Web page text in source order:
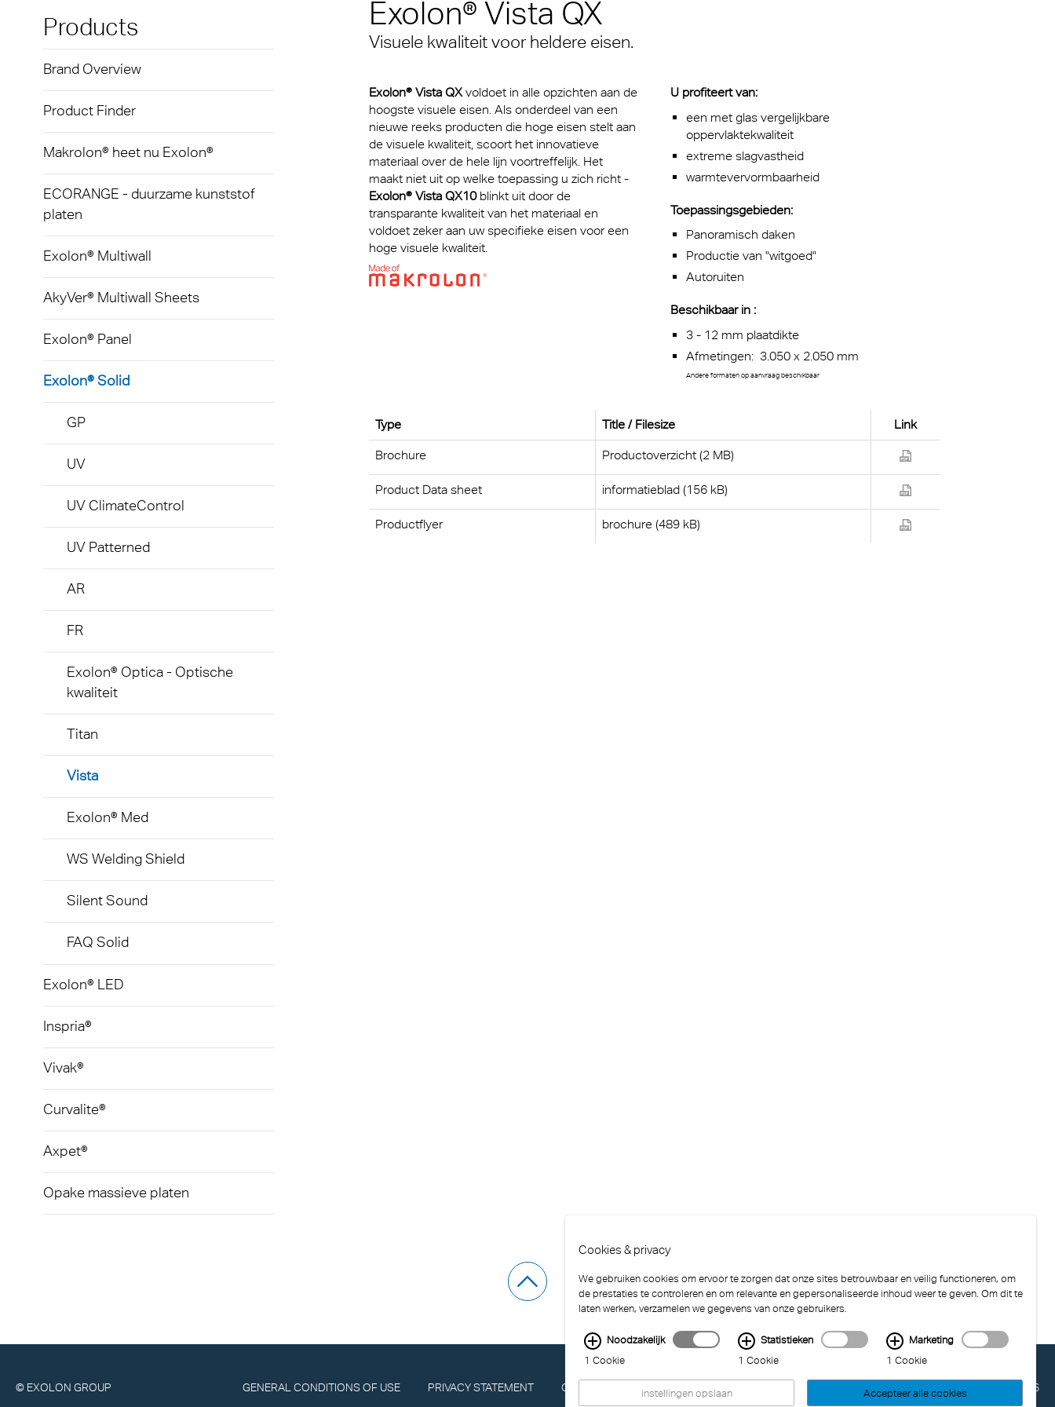
Exolon® Multiwall
Multi UV IQ-Relax
Multi UV no drop
Multi Accessories
FAQ Meerwandige
Polycarbonaat Plaat
AkyVer® Multiwall Sheets
Exolon® Solid
FR
Exolon® Optica - Optische
Titan
Vista
Exolon® Med
WS Welding Shield
Exolon® LED
Curvalite®
Een mediterrane sfeer voor
iedereen
in
Overtuigend, zowel esthetisch
als qua functionaliteit
Kunststof platen voor medische
hulpmiddelen
producten
Massief gelaatsscherm van de
Exolon Group
Lichtreclame
Led-verlichting
Massatransport
Beglazing
Technical Information
Loopbaan
Terms & Conditions
Products
Brand Overview
Product Finder
Makrolon® heet nu Exolon®
ECORANGE - duurzame kunststof
platen
Exolon® Multiwall
AkyVer® Multiwall Sheets
Exolon® Panel
Exolon® Solid
GP
UV
UV ClimateControl
UV Patterned
AR
FR
Exolon® Optica - Optische
kwaliteit
Titan
Vista
Exolon® Med
WS Welding Shield
Silent Sound
FAQ Solid
Exolon® LED
Inspria®
Vivak®
Curvalite®
Axpet®
Opake massieve platen
Exolon® Vista QX
Visuele kwaliteit voor heldere eisen.
Exolon® Vista QXvoldoet in alle opzichten aan de
hoogste visuele eisen. Als onderdeel van een
nieuwe reeks producten die hoge eisen stelt aan
de visuele kwaliteit, scoort het innovatieve
materiaal over de hele lijn voortreffelijk. Het
maakt niet uit op welke toepassing u zich richt -
Exolon® Vista QX10blinkt uit door de
transparante kwaliteit van het materiaal en
voldoet zeker aan uw specifieke eisen voor een
hoge visuele kwaliteit.
U profiteert van:
een met glas vergelijkbare
oppervlaktekwaliteit
extreme slagvastheid
warmtevervormbaarheid
Toepassingsgebieden:
Panoramisch daken
Productie van "witgoed"
Autoruiten
Beschikbaar in :
3 - 12 mm plaatdikte
Afmetingen: 3.050 x 2.050 mm
Andere formaten op aanvraag beschikbaar
Type Title / Filesize Link
Brochure Productoverzicht (2 MB)
Product Data sheet informatieblad (156 kB)
Productflyer brochure (489 kB)
© EXOLON GROUP GENERAL CONDITIONS OF USE PRIVACY STATEMENT COMPLIANCE IMPRINT LAST UPDATED: 04.08.2026
Cookies & privacy
We gebruiken cookies om ervoor te zorgen dat onze sites betrouwbaar en veilig functioneren, om
de prestaties te controleren en om relevante en gepersonaliseerde inhoud weer te geven. Om dit te
laten werken, verzamelen we gegevens van onze gebruikers.
Noodzakelijk
1 Cookie
Statistieken
1 Cookie
Marketing
1 Cookie
instellingen opslaan Accepteer alle cookies